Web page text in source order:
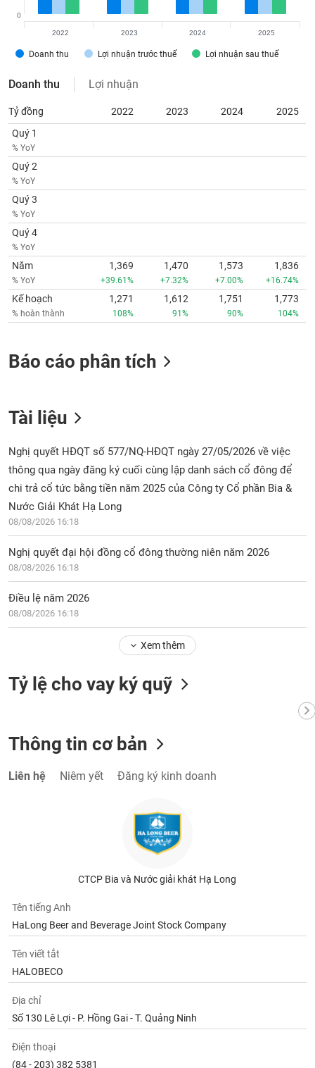
Doanh thu Lợi nhuận trước thuế Lợi nhuận sau thuế
0
2022 2023 2024 2025
Doanh thu Lợi nhuận
Tỷ đồng 2022 2023 2024
2025
Quý 1
% YoY
Quý 2
% YoY
Quý 3
% YoY
Quý 4
% YoY
Năm
% YoY
1,369
+39.61%
1,470
+7.32%
1,573
+7.00%
1,836
+16.74%
Kế hoạch
% hoàn thành
1,271
108%
1,612
91%
1,751
90%
1,773
104%
Báo cáo phân tích
Tài liệu
Nghị quyết HĐQT số 577/NQ-HĐQT ngày 27/05/2026 về việc
thông qua ngày đăng ký cuối cùng lập danh sách cổ đông để
chi trả cổ tức bằng tiền năm 2025 của Công ty Cổ phần Bia &
Nước Giải Khát Hạ Long
08/08/2026 16:18
Nghị quyết đại hội đồng cổ đông thường niên năm 2026
08/08/2026 16:18
Điều lệ năm 2026
08/08/2026 16:18
Xem thêm
Tỷ lệ cho vay ký quỹ
Thông tin cơ bản
Liên hệ Niêm yết Đăng ký kinh doanh
CTCP Bia và Nước giải khát Hạ Long
Tên tiếng Anh
HaLong Beer and Beverage Joint Stock Company
Tên viết tắt
HALOBECO
Địa chỉ
Số 130 Lê Lợi - P. Hồng Gai - T. Quảng Ninh
Điện thoại
(84 - 203) 382 5381
viết
của
giả
(-)
Báo
cáo
phân
tích
(-)
Thuật
ngữ
(-)
Dịch
vụ
(-)
Sách
tài
Công
cụ
đầu
tư
Truyền
thông
liệu
chính